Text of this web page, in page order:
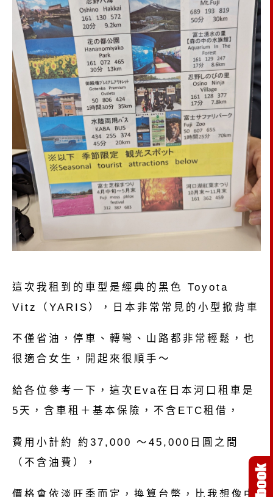
這次我租到的車型是經典的黑色 Toyota
Vitz（YARIS），日本非常常見的小型掀背車
不僅省油，停車、轉彎、山路都非常輕鬆，也
很適合女生，開起來很順手～
給各位參考一下，這次Eva在日本河口租車是
5天，含車租＋基本保險，不含ETC租借，
費用小計約 約37,000 ～45,000日圓之間
（不含油費），
價格會依淡旺季而定，換算台幣，比我想像中